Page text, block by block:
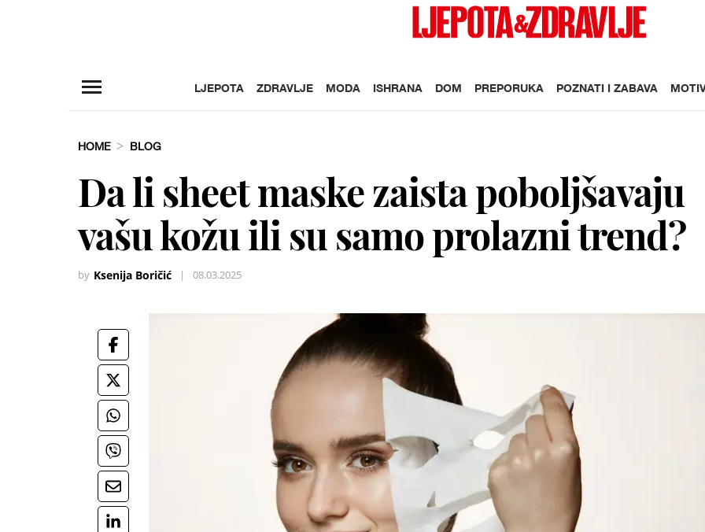
LJEPOTA ZDRAVLJE MODA ISHRANA DOM PREPORUKA POZNATI I ZABAVA
HOME BLOG
Da li sheet maske zaista poboljšavaju
vašu kožu ili su samo prolazni trend?
by Ksenija Boričić | 08.03.2025